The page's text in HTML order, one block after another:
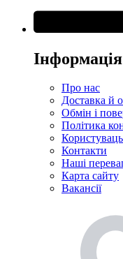
Інформація
Про нас
Доставка й
Обмін і
Політика
Контакти
Наші
Карта сайту
Вакансії